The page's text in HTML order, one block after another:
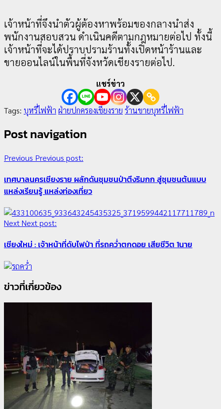
เจ้าหน้าที่จึงนำตัวผู้ต้องหาพร้อมของกลางนำส่ง
พนักงานสอบสวน ดำเนินคดีตามกฎหมายต่อไป ทั้งนี้
เจ้าหน้าที่จะได้ปราบปรามร้านทั้งเปิดหน้าร้านและ
ขายออนไลน์ในพื้นที่จังหวัดเชียงรายต่อไป.
แชร์ข่าว
Tags: บุหรี่ไฟฟ้า ฝ่ายปกครองเชียงราย ร้านขายบุหรี่ไฟฟ้า
Post navigation
Previous Previous post:
เทศบาลนครเชียงราย ผลักดันชุมชนป่าตึงริมกก สู่ชุมชนต้นแบบ
แหล่งเรียนรู้ แหล่งท่องเที่ยว
NextNext post:
เชียงใหม่ : เจ้าหน้าที่ดับไฟป่า ที่รถคว่ำตกดอย เสียชีวิต 1นาย
ข่าวที่เกี่ยวข้อง
3
Travel
เชียงรายดัน “สุสานโบราณยุคหินดอยวง” สู่หมุดหมาย
22 กรกฎาคม, 2026 0
4
All over Thailand
โลว์ซีซั่นไม่สะเทือน! “ปาย” ยังเนื้อหอม นักท่องเที่ยวแห่
สัมผัส Pai Zipline ท้าความสูงกลางธรรมชาติ
21 กรกฎาคม, 2026 0